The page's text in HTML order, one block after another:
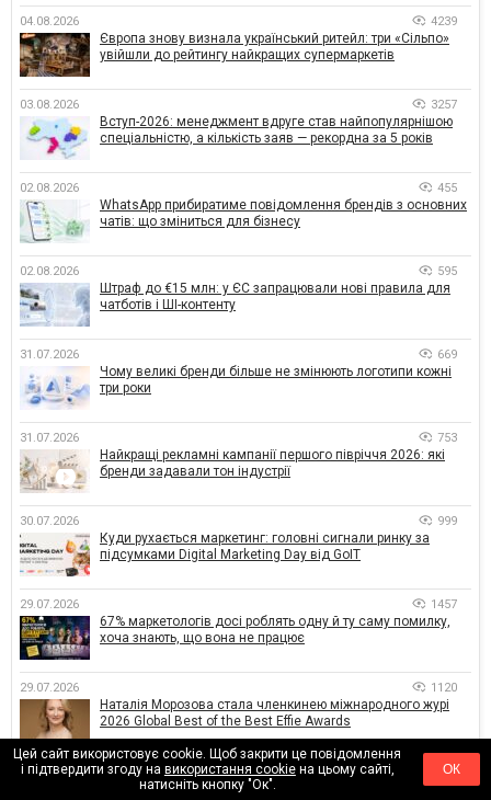
04.08.2026 4239
Європа знову визнала український ритейл: три «Сільпо»
увійшли до рейтингу найкращих супермаркетів
03.08.2026 3257
Вступ-2026: менеджмент вдруге став найпопулярнішою
спеціальністю, а кількість заяв — рекордна за 5 років
02.08.2026 455
WhatsApp прибиратиме повідомлення брендів з основних
чатів: що зміниться для бізнесу
02.08.2026 595
Штраф до €15 млн: у ЄС запрацювали нові правила для
чатботів і ШІ-контенту
31.07.2026 669
Чому великі бренди більше не змінюють логотипи кожні
три роки
31.07.2026 753
Найкращі рекламні кампанії першого півріччя 2026: які
бренди задавали тон індустрії
30.07.2026 999
Куди рухається маркетинг: головні сигнали ринку за
підсумками Digital Marketing Day від GoIT
29.07.2026 1457
67% маркетологів досі роблять одну й ту саму помилку,
хоча знають, що вона не працює
29.07.2026 1120
Наталія Морозова стала членкинею міжнародного журі
2026 Global Best of the Best Effie Awards
28.07.2026 3865
AI-креативи самі по собі не підвищують ефективність
Цей сайт використовує cookie. Щоб закрити це повідомлення
і підтвердити згоду на використання cookieна цьому сайті,
натисніть кнопку "Ок".
ОК